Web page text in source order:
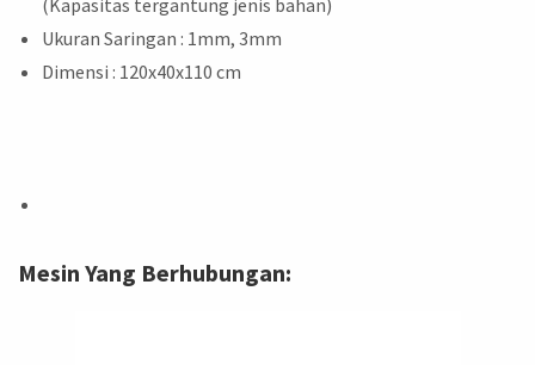
(Kapasitas tergantung jenis bahan)
Ukuran Saringan : 1mm, 3mm
Dimensi : 120x40x110 cm
Mesin Yang Berhubungan: